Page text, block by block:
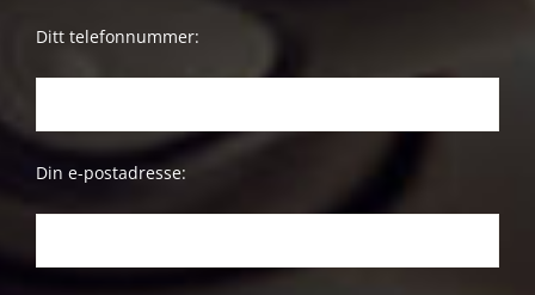
Ditt telefonnummer:
Din e-postadresse: